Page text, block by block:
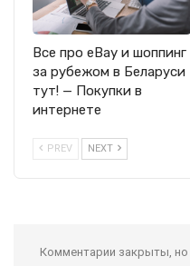
Все про eBay и шоппинг
за рубежом в Беларуси
тут! — Покупки в
интернете
PREV NEXT
Комментарии закрыты, но